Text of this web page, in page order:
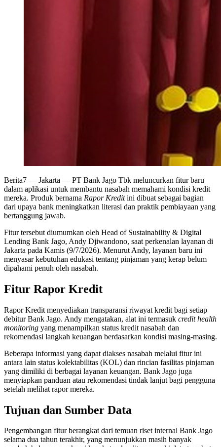
Berita7 — Jakarta — PT Bank Jago Tbk meluncurkan fitur baru
dalam aplikasi untuk membantu nasabah memahami kondisi kredit
mereka. Produk bernama Rapor Kreditini dibuat sebagai bagian
dari upaya bank meningkatkan literasi dan praktik pembiayaan yang
bertanggung jawab.
Fitur tersebut diumumkan oleh Head of Sustainability & Digital
Lending Bank Jago, Andy Djiwandono, saat perkenalan layanan di
Jakarta pada Kamis (9/7/2026). Menurut Andy, layanan baru ini
menyasar kebutuhan edukasi tentang pinjaman yang kerap belum
dipahami penuh oleh nasabah.
Fitur Rapor Kredit
Rapor Kredit menyediakan transparansi riwayat kredit bagi setiap
debitur Bank Jago. Andy mengatakan, alat ini termasuk credit health
monitoring yang menampilkan status kredit nasabah dan
rekomendasi langkah keuangan berdasarkan kondisi masing-masing.
Beberapa informasi yang dapat diakses nasabah melalui fitur ini
antara lain status kolektabilitas (KOL) dan rincian fasilitas pinjaman
yang dimiliki di berbagai layanan keuangan. Bank Jago juga
menyiapkan panduan atau rekomendasi tindak lanjut bagi pengguna
setelah melihat rapor mereka.
Tujuan dan Sumber Data
Pengembangan fitur berangkat dari temuan riset internal Bank Jago
selama dua tahun terakhir, yang menunjukkan masih banyak